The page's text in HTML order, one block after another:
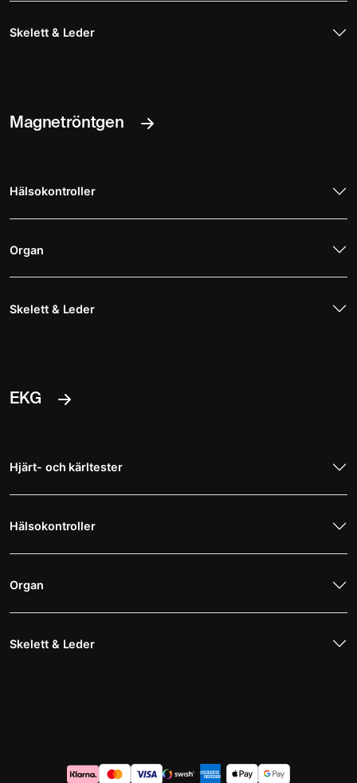
Skelett & Leder
Magnetröntgen
Hälsokontroller
Organ
Skelett & Leder
EKG
Hjärt- och kärltester
Hälsokontroller
Organ
Skelett & Leder